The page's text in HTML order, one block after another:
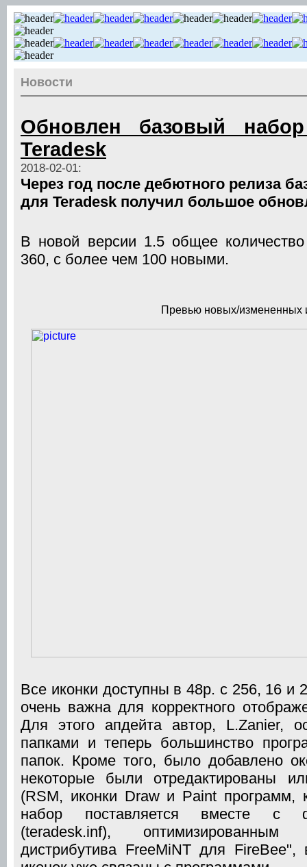
Новости
Обновлен базовый
Teradesk
2018-02-01:
Через год после дебютного релиза
для Teradesk получил большое
В новой версии 1.5 общее
360, с более чем 100 новыми.
Превью новых/измененных
Все иконки доступны в 48p. с 256, 16 и
очень важна для корректного
Для этого апдейта автор, L.Zanier,
папками и теперь большинство
папок. Кроме того, было добавлено
некоторые были отредактированы
(RSM, иконки Draw и Paint программ,
набор поставляется вместе с
(teradesk.inf),
дистрибутива FreeMiNT для